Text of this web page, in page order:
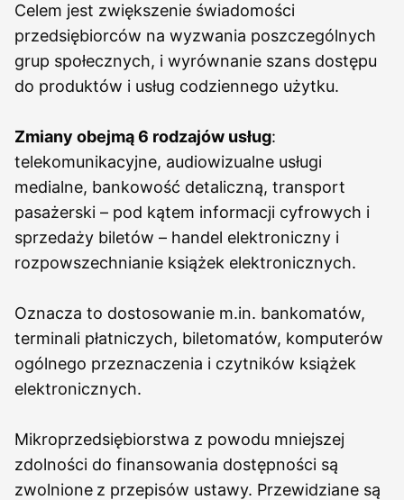
Celem jest zwiększenie świadomości
przedsiębiorców na wyzwania poszczególnych
grup społecznych, i wyrównanie szans dostępu
do produktów i usług codziennego użytku.
Zmiany obejmą 6 rodzajów usług:
telekomunikacyjne, audiowizualne usługi
medialne, bankowość detaliczną, transport
pasażerski – pod kątem informacji cyfrowych i
sprzedaży biletów – handel elektroniczny i
rozpowszechnianie książek elektronicznych.
Oznacza to dostosowanie m.in. bankomatów,
terminali płatniczych, biletomatów, komputerów
ogólnego przeznaczenia i czytników książek
elektronicznych.
Mikroprzedsiębiorstwa z powodu mniejszej
zdolności do finansowania dostępności są
zwolnione z przepisów ustawy. Przewidziane są